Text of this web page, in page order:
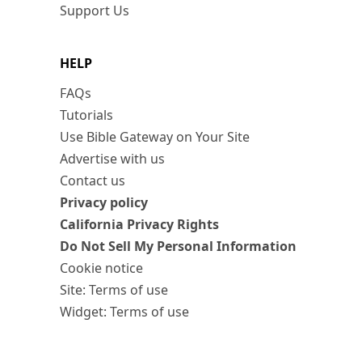
Support Us
HELP
FAQs
Tutorials
Use Bible Gateway on Your Site
Advertise with us
Contact us
Privacy policy
California Privacy Rights
Do Not Sell My Personal Information
Cookie notice
Site: Terms of use
Widget: Terms of use